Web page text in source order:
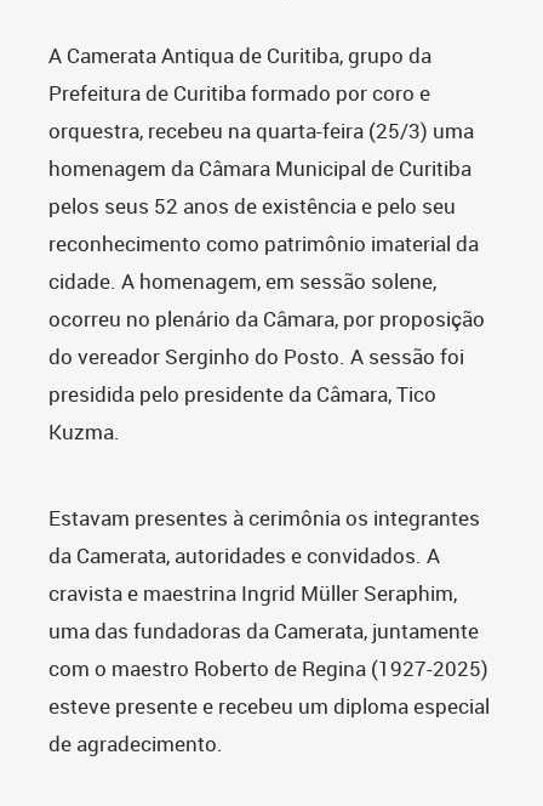
A Camerata Antiqua de Curitiba, grupo da
Prefeitura de Curitiba formado por coro e
orquestra, recebeu na quarta-feira (25/3) uma
homenagem da Câmara Municipal de Curitiba
pelos seus 52 anos de existência e pelo seu
reconhecimento como patrimônio imaterial da
cidade. A homenagem, em sessão solene,
ocorreu no plenário da Câmara, por proposição
do vereador Serginho do Posto. A sessão foi
presidida pelo presidente da Câmara, Tico
Kuzma.
Estavam presentes à cerimônia os integrantes
da Camerata, autoridades e convidados. A
cravista e maestrina Ingrid Müller Seraphim,
uma das fundadoras da Camerata, juntamente
com o maestro Roberto de Regina (1927-2025)
esteve presente e recebeu um diploma especial
de agradecimento.